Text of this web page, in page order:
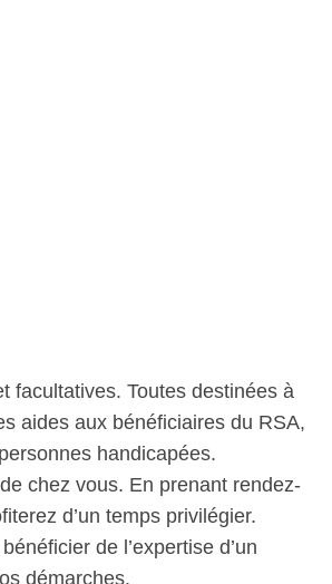
facultatives. Toutes destinées à
aides aux bénéficiaires du RSA,
handicapées.
chez vous. En prenant rendez-
d’un temps privilégier.
de l’expertise d’un
démarches.